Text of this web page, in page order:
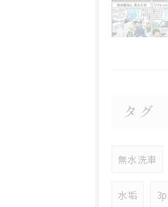
タグ
無水洗車
水垢